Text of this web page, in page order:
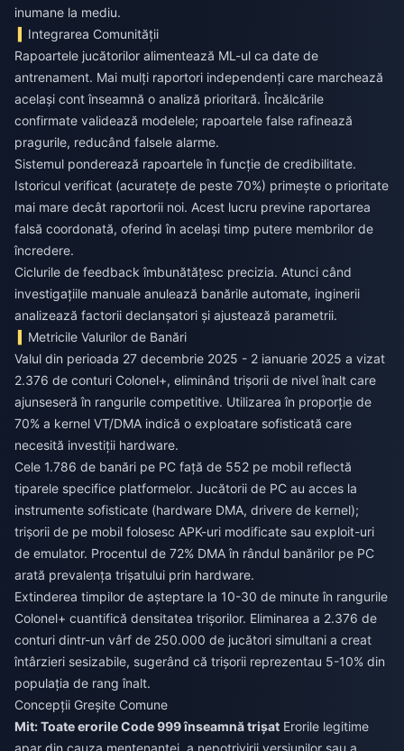
inumane la mediu.
Integrarea Comunității
Rapoartele jucătorilor alimentează ML-ul ca date de
antrenament. Mai mulți raportori independenți care marchează
același cont înseamnă o analiză prioritară. Încălcările
confirmate validează modelele; rapoartele false rafinează
pragurile, reducând falsele alarme.
Sistemul ponderează rapoartele în funcție de credibilitate.
Istoricul verificat (acuratețe de peste 70%) primește o prioritate
mai mare decât raportorii noi. Acest lucru previne raportarea
falsă coordonată, oferind în același timp putere membrilor de
încredere.
Ciclurile de feedback îmbunătățesc precizia. Atunci când
investigațiile manuale anulează banările automate, inginerii
analizează factorii declanșatori și ajustează parametrii.
Metricile Valurilor de Banări
Valul din perioada 27 decembrie 2025 - 2 ianuarie 2025 a vizat
2.376 de conturi Colonel+, eliminând trișorii de nivel înalt care
ajunseseră în rangurile competitive. Utilizarea în proporție de
70% a kernel VT/DMA indică o exploatare sofisticată care
necesită investiții hardware.
Cele 1.786 de banări pe PC față de 552 pe mobil reflectă
tiparele specifice platformelor. Jucătorii de PC au acces la
instrumente sofisticate (hardware DMA, drivere de kernel);
trișorii de pe mobil folosesc APK-uri modificate sau exploit-uri
de emulator. Procentul de 72% DMA în rândul banărilor pe PC
arată prevalența trișatului prin hardware.
Extinderea timpilor de așteptare la 10-30 de minute în rangurile
Colonel+ cuantifică densitatea trișorilor. Eliminarea a 2.376 de
conturi dintr-un vârf de 250.000 de jucători simultani a creat
întârzieri sesizabile, sugerând că trișorii reprezentau 5-10% din
populația de rang înalt.
Concepții Greșite Comune
Mit: Toate erorile Code 999 înseamnă trișat Erorile legitime